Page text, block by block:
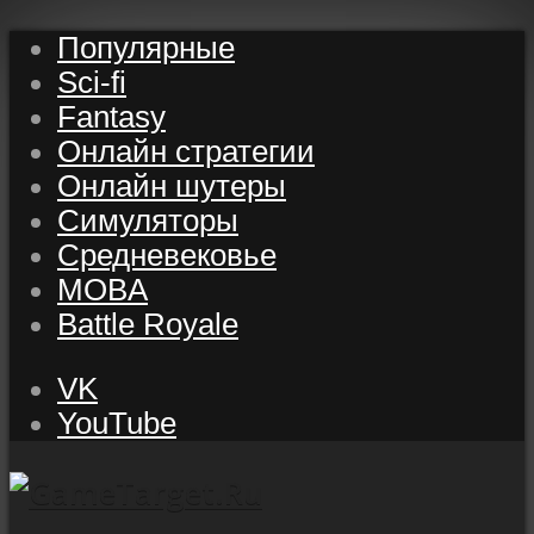
Популярные
Sci-fi
Fantasy
Онлайн стратегии
Онлайн шутеры
Симуляторы
Средневековье
MOBA
Battle Royale
VK
YouTube